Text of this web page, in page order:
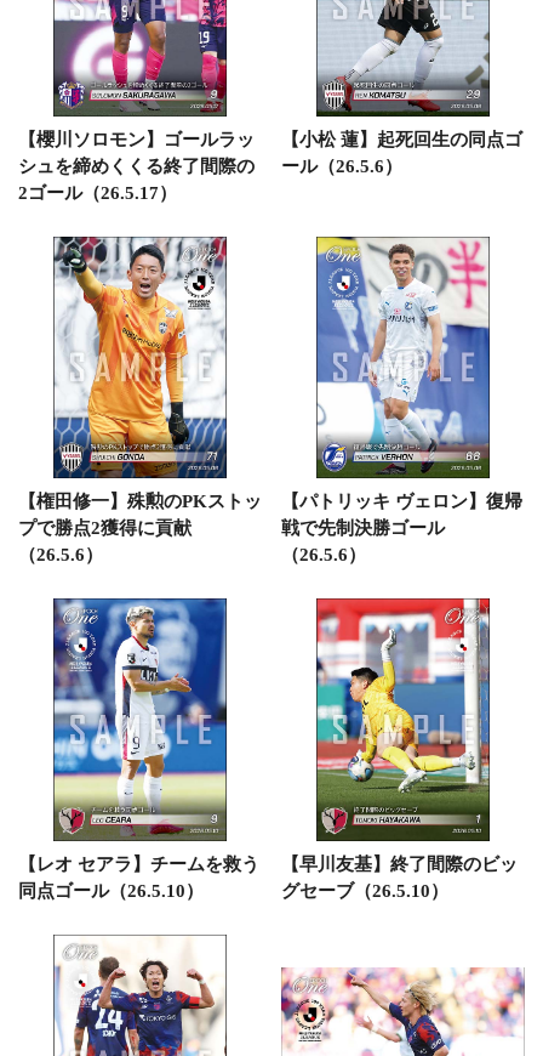
【櫻川ソロモン】ゴールラッ
シュを締めくくる終了間際の
2ゴール（26.5.17）
【小松 蓮】起死回生の同点ゴ
ール（26.5.6）
【権田修一】殊勲のPKストッ
プで勝点2獲得に貢献
（26.5.6）
【パトリッキ ヴェロン】復帰
戦で先制決勝ゴール
（26.5.6）
【レオ セアラ】チームを救う
同点ゴール（26.5.10）
【早川友基】終了間際のビッ
グセーブ（26.5.10）